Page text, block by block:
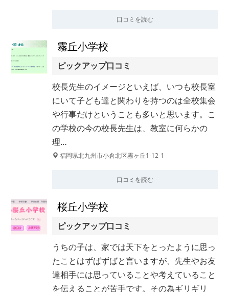
口コミを読む
霧丘小学校
ピックアップ口コミ
校長先生のイメージといえば、いつも校長室
にいて子ども達と関わりを持つのは全校集会
や行事だけということも多いと思います。こ
の学校の今の校長先生は、教室に何らかの
理…
福岡県北九州市小倉北区霧ヶ丘1-12-1
口コミを読む
桜丘小学校
ピックアップ口コミ
うちの子は、家では天下をとったように思っ
たことはずばずばと言いますが、先生やお友
達相手には思っていることや考えていること
を伝えることが苦手です。その為ギリギリ